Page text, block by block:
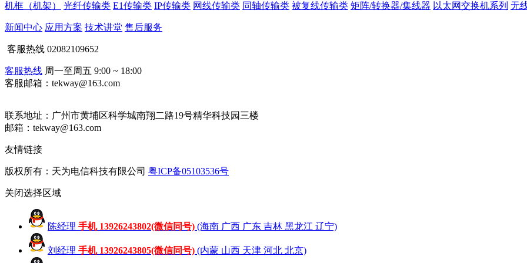
机框（机架） 光纤传输类 E1传输类 IP传输类 网线传输类 同轴传输类 被复线传输类 矩阵/转换器/集线器 以太网交换机系列 无
新闻中心 应用方案 技术讲堂 售后服务
客服热线 02082109652
客服热线 周一至周五 9:00 ~ 18:00
客服邮箱：tekway@163.com
联系地址： 广州市黄埔区科学城南翔二路19号精华科技园三楼
邮箱：tekway@163.com
友情链接
版权所有：天为电信科技有限公司 粤ICP备05103536号
关闭选择区域
陈经理 手机 13926243802(微信同号) (海南 广西 广东 吉林 黑龙江 辽宁)
刘经理 手机 13926243805(微信同号) (内蒙 山西 天津 河北 北京)